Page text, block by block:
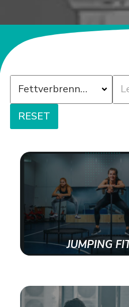
RESET
JUMPING